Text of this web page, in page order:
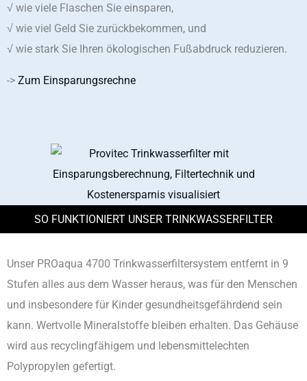
√ wie viele Flaschen Sie einsparen,
√ wie viel Geld Sie zurückbekommen, und
√ wie stark Sie Ihren ökologischen Fußabdruck reduzieren.
-> Zum Einsparungsrechne
SO FUNKTIONIERT UNSER TRINKWASSERFILTER
Unser PROaqua 4700 Trinkwasserfiltersystem entfernt in 9
Stufen alles aus dem Wasser heraus, was für den Menschen
und insbesondere für Kinder gesundheitsgefährdend sein
kann. Wertvolle Mineralstoffe bleiben erhalten. Das Gehäuse
wird aus recyclingfähigem und lebensmittelechten
Polypropylen gefertigt.